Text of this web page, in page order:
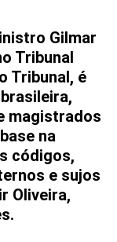
Gilmar
Tribunal
Tribunal, é
magistrados
na
códigos,
e sujos
Oliveira,